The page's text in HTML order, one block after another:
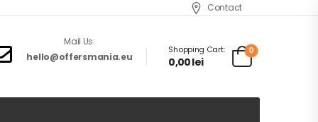
Contact
Mail Us:
hello@offersmania.eu
Shopping Cart:
0,00lei
0